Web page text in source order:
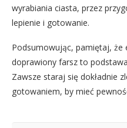
wyrabiania ciasta, przez
lepienie i gotowanie.
Podsumowując, pamiętaj, że
doprawiony farsz to
Zawsze staraj się dokładnie
gotowaniem, by mieć